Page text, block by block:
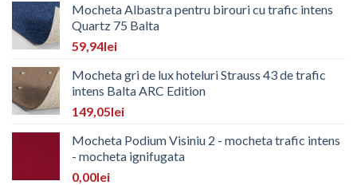
Mocheta Albastra pentru birouri cu trafic intens
Quartz 75 Balta
59,94lei
Mocheta gri de lux hoteluri Strauss 43 de trafic
intens Balta ARC Edition
149,05lei
Mocheta Podium Visiniu 2 - mocheta trafic intens
- mocheta ignifugata
0,00lei